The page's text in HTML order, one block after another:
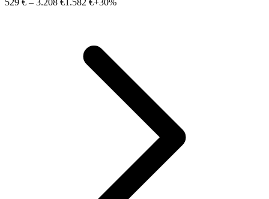
529 € – 3.208 €1.582 €+30%